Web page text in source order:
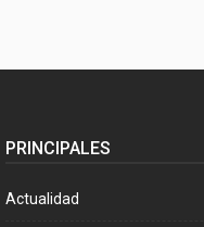
PRINCIPALES
Actualidad